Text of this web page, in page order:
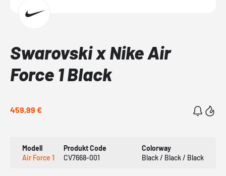
Swarovski x Nike Air
Force 1 Black
459,99 €
Modell
Air Force 1
Produkt Code
CV7668-001
Colorway
Black / Black / Black